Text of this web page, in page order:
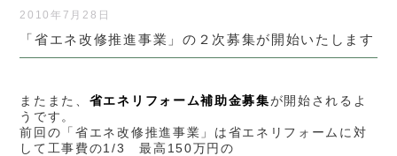
2010年7月28日
「省エネ改修推進事業」の２次募集が開始いたします
またまた、 省エネリフォーム補助金募集が開始されるよ
うです。
前回の「省エネ改修推進事業」は省エネリフォームに対
して工事費の1/3 最高150万円の